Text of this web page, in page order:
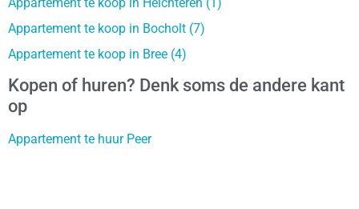
Appartement te koop in Bocholt (7)
Appartement te koop in Bree (4)
Kopen of huren? Denk soms de andere kant
op
Appartement te huur Peer